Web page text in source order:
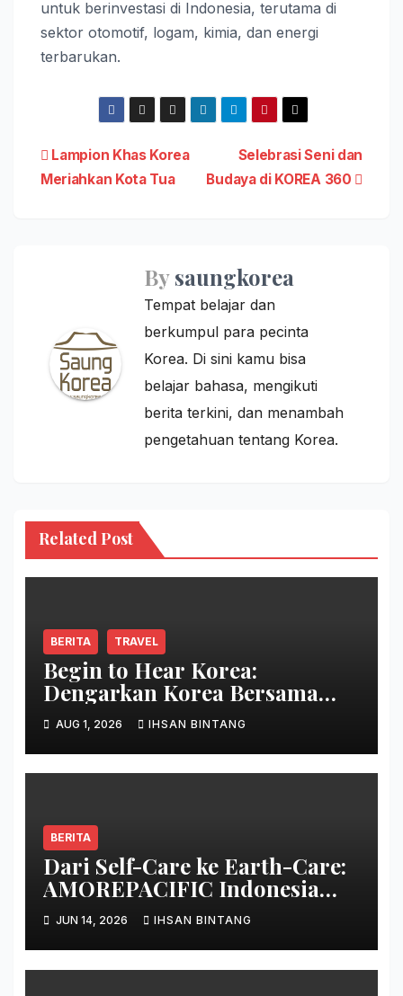
untuk berinvestasi di Indonesia, terutama di
sektor otomotif, logam, kimia, dan energi
terbarukan.
Post
navigation
Selebrasi Seni dan
Budaya di KOREA 360
Lampion Khas Korea
Meriahkan Kota Tua
Bysaungkorea
Tempat belajar dan
berkumpul para pecinta
Korea. Di sini kamu bisa
belajar bahasa, mengikuti
berita terkini, dan menambah
pengetahuan tentang Korea.
Related Post
BERITA TRAVEL
Begin to Hear Korea:
Dengarkan Korea Bersama
Park Bo Gum
AUG 1, 2026 IHSAN BINTANG
BERITA
Dari Self-Care ke Earth-Care:
AMOREPACIFIC Indonesia
Ciptakan Gerakan
Keberlanjutan Baru di Bali
JUN 14, 2026 IHSAN BINTANG